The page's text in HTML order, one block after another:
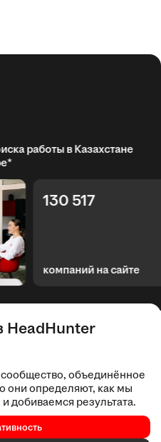
работы в Казахстане
130 517
компаний на сайте
HeadHunter
объединённое
определяют, как мы
добиваемся результата.